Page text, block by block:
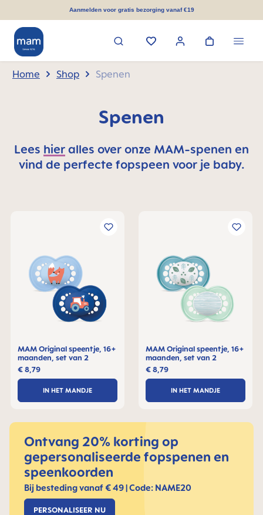
Aanmelden voor gratis bezorging vanaf €19
Home Shop Spenen
Spenen
Lees hier alles over onze MAM-spenen en
vind de perfecte fopspeen voor je baby.
Ontvang 20% korting op
gepersonaliseerde fopspenen en
speenkoorden
Bij besteding vanaf € 49 | Code: NAME20
PERSONALISEER NU
MAM Original speentje, 16+
maanden, set van 2
€ 8,79
IN HET MANDJE
MAM Original speentje, 16+
maanden, set van 2
€ 8,79
IN HET MANDJE